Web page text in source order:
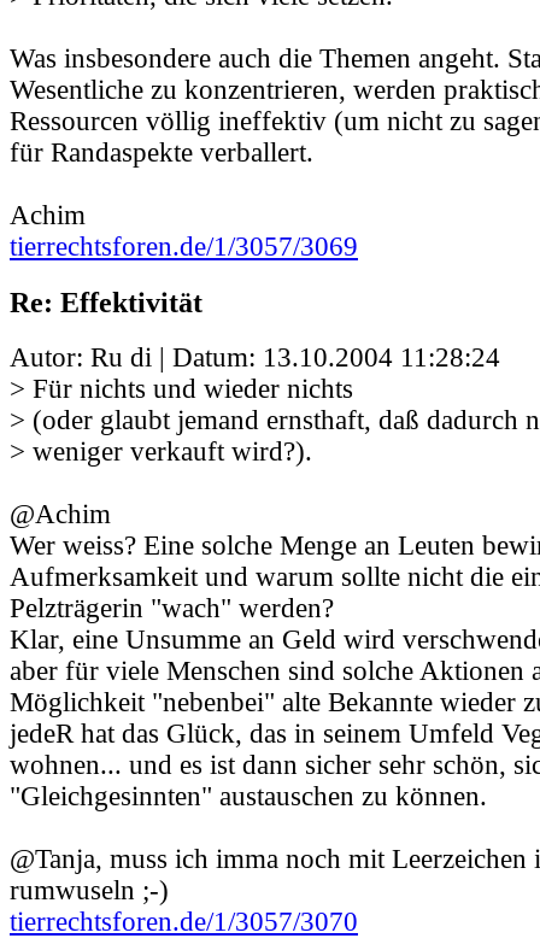
Was insbesondere auch die Themen angeht.
Wesentliche zu konzentrieren, werden
Ressourcen völlig ineffektiv (um nicht zu
für Randaspekte verballert.
Achim
tierrechtsforen.de/1/3057/3069
Re: Effektivität
Autor: Ru di | Datum: 13.10.2004 11:28:24
> Für nichts und wieder nichts
> (oder glaubt jemand ernsthaft, daß dadurch
> weniger verkauft wird?).
@Achim
Wer weiss? Eine solche Menge an Leuten
Aufmerksamkeit und warum sollte nicht die
Pelzträgerin "wach" werden?
Klar, eine Unsumme an Geld wird
aber für viele Menschen sind solche Aktionen
Möglichkeit "nebenbei" alte Bekannte wieder
jedeR hat das Glück, das in seinem Umfeld
wohnen... und es ist dann sicher sehr schön,
"Gleichgesinnten" austauschen zu können.
@Tanja, muss ich imma noch mit Leerzeichen
rumwuseln ;-)
tierrechtsforen.de/1/3057/3070